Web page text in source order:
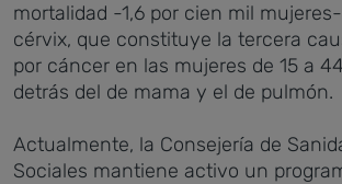
mortalidad -1,6 por cien mil
cérvix, que constituye la tercera
por cáncer en las mujeres de 15 a
detrás del de mama y el de pulmón.
Actualmente, la Consejería de
Sociales mantiene activo un